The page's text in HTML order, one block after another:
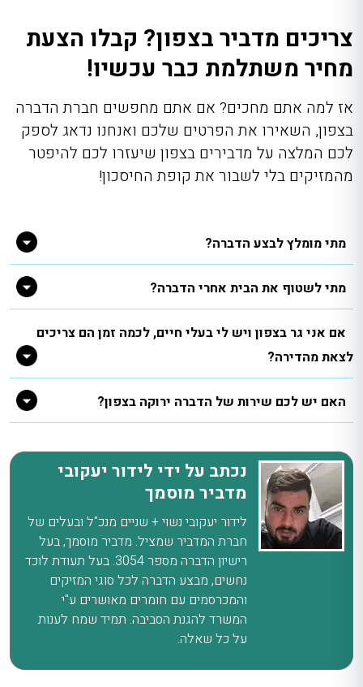
צריכים מדביר בצפון? קבלו הצעת
מחיר משתלמת כבר עכשיו!
אז למה אתם מחכים? אם אתם מחפשים חברת הדברה
בצפון, השאירו את הפרטים שלכם ואנחנו נדאג לספק
לכם המלצה על מדבירים בצפון שיעזרו לכם להיפטר
מהמזיקים בלי לשבור את קופת החיסכון!
מתי מומלץ לבצע הדברה?
מתי לשטוף את הבית אחרי הדברה?
אם אני גר בצפון ויש לי בעלי חיים, לכמה זמן הם צריכים
לצאת מהדירה?
האם יש לכם שירות של הדברה ירוקה בצפון?
נכתב על ידי לידור יעקובי
מדביר מוסמך
לידור יעקובי נשוי + שניים מנכ"ל ובעלים של
חברת המדביר שמציל. מדביר מוסמך, בעל
רישיון הדברה מספר 3054. בעל תעודת לוכד
נחשים, מבצע הדברה לכל סוגי המזיקים
והמכרסמים עם חומרים מאושרים ע"י
המשרד להגנת הסביבה. תמיד שמח לענות
על כל שאלה.